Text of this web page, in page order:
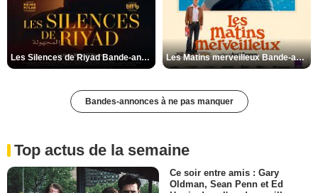
Les Silences de Riyad Bande-annonce VO STFR Les Matins merveilleux Bande-annonce VF
Bandes-annonces à ne pas manquer
Top actus de la semaine
Ce soir entre amis : Gary
Oldman, Sean Penn et Ed